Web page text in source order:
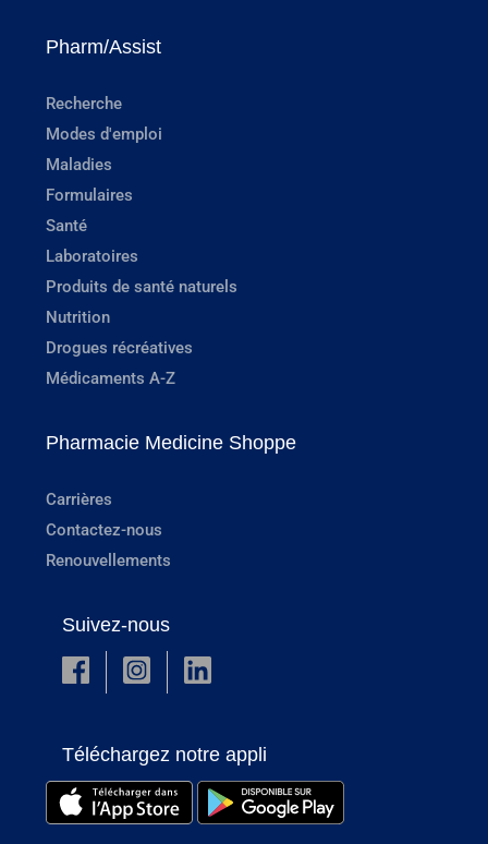
Pharm/Assist
Recherche
Modes d'emploi
Maladies
Formulaires
Santé
Laboratoires
Produits de santé naturels
Nutrition
Drogues récréatives
Médicaments A-Z
Pharmacie Medicine Shoppe
Carrières
Contactez-nous
Renouvellements
Suivez-nous
Téléchargez notre appli